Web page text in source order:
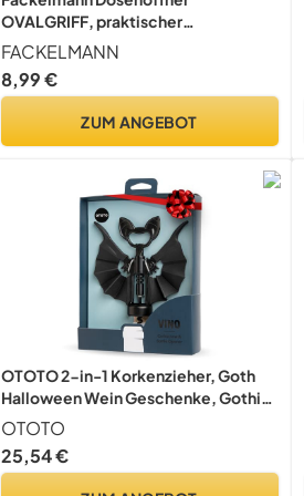
OVALGRIFF, praktischer
Konservenöffner aus Edelstahl,
Universalöffner mit ergonomischem
Griff (Farbe: Silber), Menge: 1 Stück
FACKELMANN
8,99 €
ZUM ANGEBOT
OTOTO 2-in-1 Korkenzieher, Goth
Halloween Wein Geschenke, Gothic
Küchenhelfer, Flaschenöffner Lustig
Spooky, Flaschenverschluss (Vino
Fledermaus)
OTOTO
25,54 €